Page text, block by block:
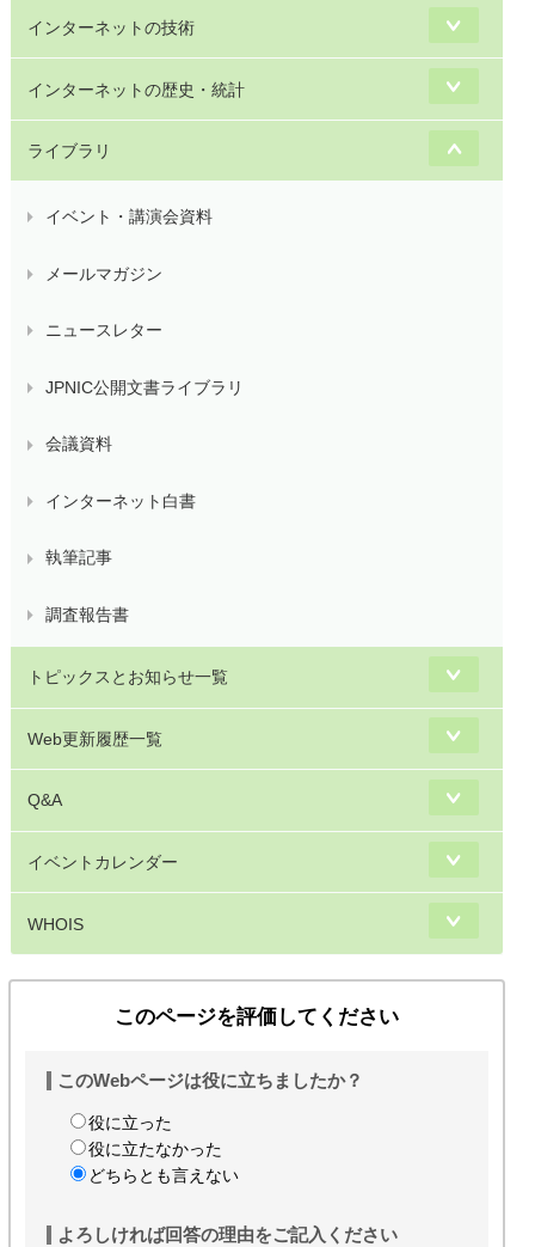
インターネットの技術
インターネットの歴史・統計
ライブラリ
イベント・講演会資料
メールマガジン
ニュースレター
JPNIC公開文書ライブラリ
会議資料
インターネット白書
執筆記事
調査報告書
トピックスとお知らせ一覧
Web更新履歴一覧
Q&A
イベントカレンダー
WHOIS
このページを評価してください
このWebページは役に立ちましたか？
役に立った
役に立たなかった
どちらとも言えない
よろしければ回答の理由をご記入ください